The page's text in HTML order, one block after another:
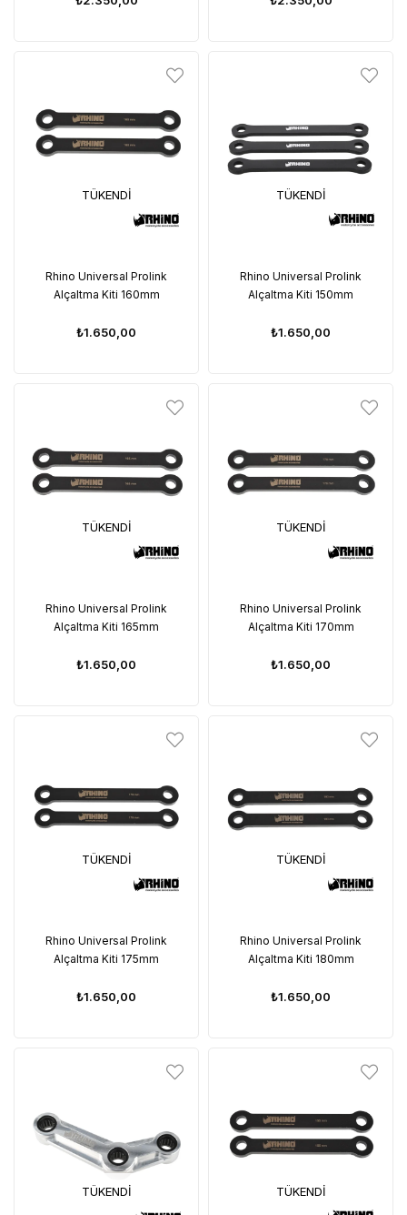
TÜKENDI
Rhino Universal Prolink
Alçaltma Kiti 160mm
₺1.650,00
TÜKENDI
Rhino Universal Prolink
Alçaltma Kiti 150mm
₺1.650,00
TÜKENDI
Rhino Universal Prolink
Alçaltma Kiti 165mm
₺1.650,00
TÜKENDI
Rhino Universal Prolink
Alçaltma Kiti 170mm
₺1.650,00
TÜKENDI
Rhino Universal Prolink
Alçaltma Kiti 175mm
₺1.650,00
TÜKENDI
Rhino Universal Prolink
Alçaltma Kiti 180mm
₺1.650,00
TÜKENDI TÜKENDI